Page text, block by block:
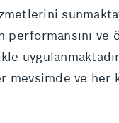
performansını
mevsimde ve